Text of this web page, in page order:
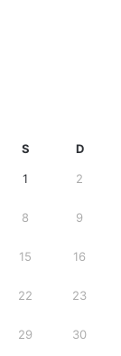
S D
1 2
8 9
15 16
22 23
29 30